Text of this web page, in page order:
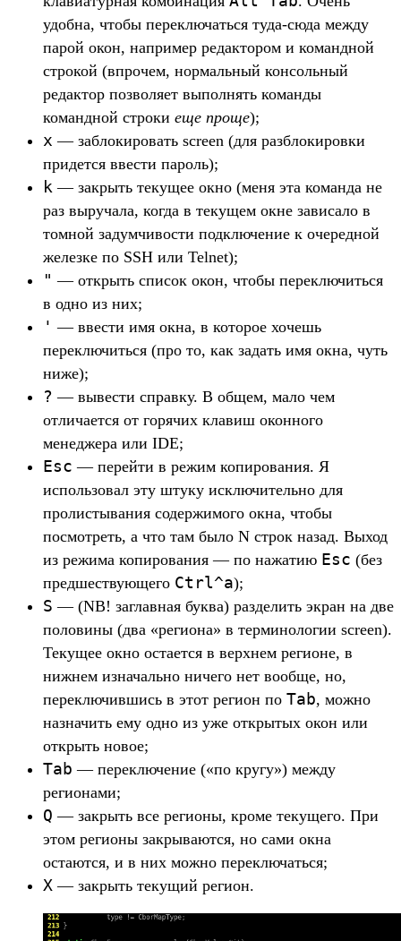
удобна, чтобы переключаться туда-сюда между
парой окон, например редактором и командной
строкой (впрочем, нормальный консольный
редактор позволяет выполнять команды
командной строки еще проще);
x — заблокировать screen (для разблокировки
придется ввести пароль);
k — закрыть текущее окно (меня эта команда не
раз выручала, когда в текущем окне зависало в
томной задумчивости подключение к очередной
железке по SSH или Telnet);
" — открыть список окон, чтобы переключиться
в одно из них;
' — ввести имя окна, в которое хочешь
переключиться (про то, как задать имя окна, чуть
ниже);
? — вывести справку. В общем, мало чем
отличается от горячих клавиш оконного
менеджера или IDE;
Esc — перейти в режим копирования. Я
использовал эту штуку исключительно для
пролистывания содержимого окна, чтобы
посмотреть, а что там было N строк назад. Выход
из режима копирования — по нажатию Esc (без
предшествующего Ctrl^a);
S — (NB! заглавная буква) разделить экран на две
половины (два «региона» в терминологии screen).
Текущее окно остается в верхнем регионе, в
нижнем изначально ничего нет вообще, но,
переключившись в этот регион по Tab, можно
назначить ему одно из уже открытых окон или
открыть новое;
Tab — переключение («по кругу») между
регионами;
Q — закрыть все регионы, кроме текущего. При
этом регионы закрываются, но сами окна
остаются, и в них можно переключаться;
X — закрыть текущий регион.